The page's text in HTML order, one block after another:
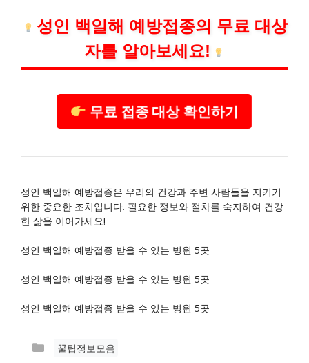
성인 백일해 예방접종의 무료 대상
자를 알아보세요!
무료 접종 대상 확인하기
성인 백일해 예방접종은 우리의 건강과 주변 사람들을 지키기
위한 중요한 조치입니다. 필요한 정보와 절차를 숙지하여 건강
한 삶을 이어가세요!
성인 백일해 예방접종 받을 수 있는 병원 5곳
성인 백일해 예방접종 받을 수 있는 병원 5곳
성인 백일해 예방접종 받을 수 있는 병원 5곳
카
꿀팁정보모음